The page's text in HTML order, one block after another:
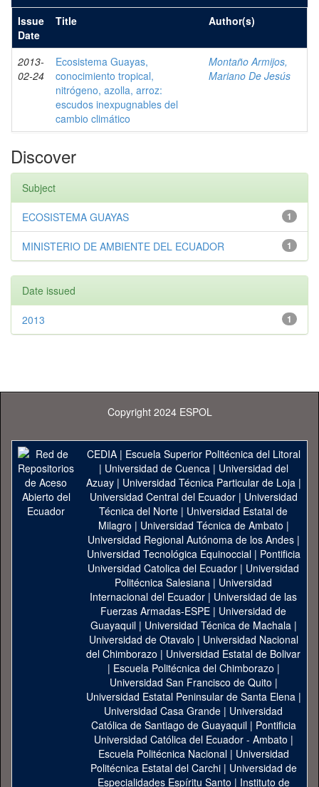
Issue
Date
Title Author(s)
2013-
02-24
Ecosistema Guayas,
conocimiento tropical,
nitrógeno, azolla, arroz:
escudos inexpugnables del
cambio climático
Montaño Armijos,
Mariano De Jesús
Discover
Subject
1
ECOSISTEMA GUAYAS
1
MINISTERIO DE AMBIENTE DEL ECUADOR
Date issued
1
2013
Copyright 2024 ESPOL
CEDIA| Escuela Superior Politécnica del Litoral
| Universidad de Cuenca| Universidad del
Azuay| Universidad Técnica Particular de Loja|
Universidad Central del Ecuador| Universidad
Técnica del Norte | Universidad Estatal de
Milagro | Universidad Técnica de Ambato |
Universidad Regional Autónoma de los Andes|
Universidad Tecnológica Equinoccial| Pontificia
Universidad Catolica del Ecuador | Universidad
Politécnica Salesiana | Universidad
Internacional del Ecuador | Universidad de las
Fuerzas Armadas-ESPE | Universidad de
Guayaquil| Universidad Técnica de Machala|
Universidad de Otavalo | Universidad Nacional
del Chimborazo | Universidad Estatal de Bolivar
| Escuela Politécnica del Chimborazo |
Universidad San Francisco de Quito |
Universidad Estatal Peninsular de Santa Elena|
Universidad Casa Grande | Universidad
Católica de Santiago de Guayaquil| Pontificia
Universidad Católica del Ecuador - Ambato |
Escuela Politécnica Nacional| Universidad
Politécnica Estatal del Carchi| Universidad de
Especialidades Espíritu Santo | Instituto de